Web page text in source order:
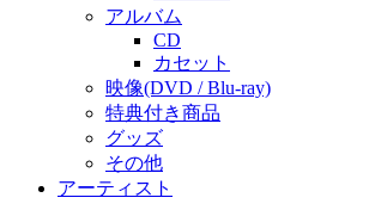
アルバム
CD
カセット
映像(DVD / Blu-ray)
特典付き商品
グッズ
その他
アーティスト